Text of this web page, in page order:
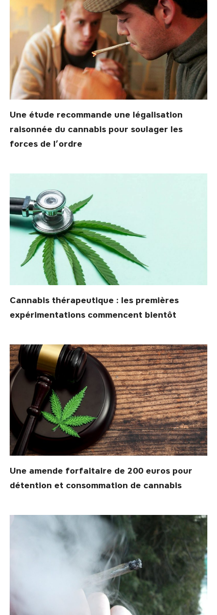
Une étude recommande une légalisation
raisonnée du cannabis pour soulager les
forces de l’ordre
Cannabis thérapeutique : les premières
expérimentations commencent bientôt
Une amende forfaitaire de 200 euros pour
détention et consommation de cannabis